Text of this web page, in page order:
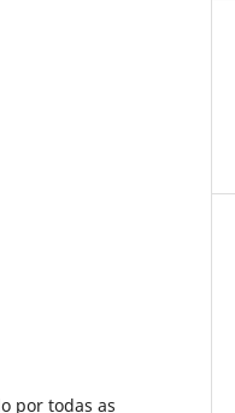
por todas as